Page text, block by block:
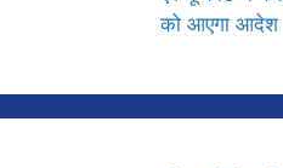
को आएगा आदेश